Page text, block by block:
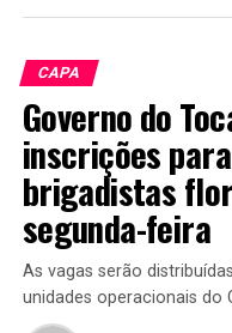
CAPA
Governo do
inscrições
brigadistas
segunda-feira
As vagas serão
unidades operacionais do